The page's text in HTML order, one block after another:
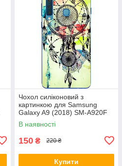
Чохол силіконовий з
картинкою для Samsung
Galaxy A9 (2018) SM-A920F
Ловець снів
В наявності
150 ₴ 220 ₴
Купити